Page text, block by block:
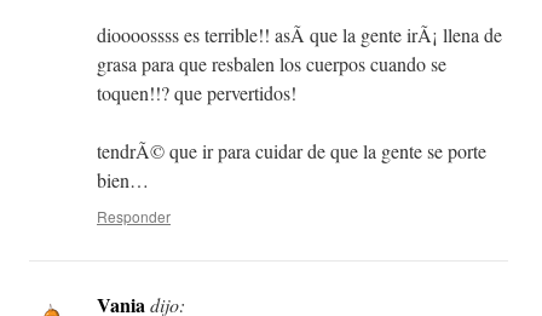
dioooossss es terrible!! asÃ­ que la gente irÃ¡ llena de
grasa para que resbalen los cuerpos cuando se
toquen!!? que pervertidos!
tendrÃ© que ir para cuidar de que la gente se porte
bien…
Responder
Vaniadijo: